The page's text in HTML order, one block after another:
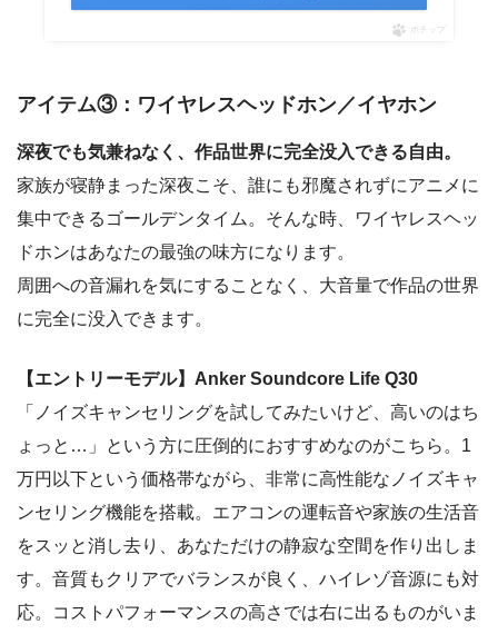
ポチップ
アイテム③：ワイヤレスヘッドホン／イヤホン
深夜でも気兼ねなく、作品世界に完全没入できる自由。
家族が寝静まった深夜こそ、誰にも邪魔されずにアニメに
集中できるゴールデンタイム。そんな時、ワイヤレスヘッ
ドホンはあなたの最強の味方になります。
周囲への音漏れを気にすることなく、大音量で作品の世界
に完全に没入できます。
【エントリーモデル】Anker Soundcore Life Q30
「ノイズキャンセリングを試してみたいけど、高いのはち
ょっと…」という方に圧倒的におすすめなのがこちら。1
万円以下という価格帯ながら、非常に高性能なノイズキャ
ンセリング機能を搭載。エアコンの運転音や家族の生活音
をスッと消し去り、あなただけの静寂な空間を作り出しま
す。音質もクリアでバランスが良く、ハイレゾ音源にも対
応。コストパフォーマンスの高さでは右に出るものがいま